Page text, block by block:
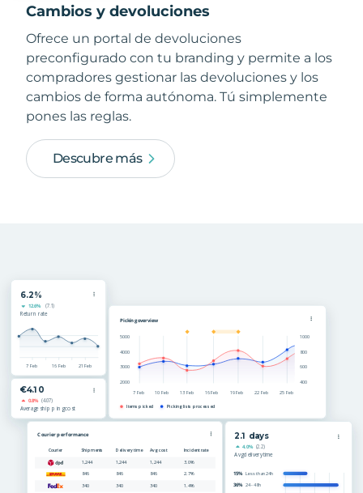
Cambios y devoluciones
Ofrece un portal de devoluciones
preconfigurado con tu branding y permite a los
compradores gestionar las devoluciones y los
cambios de forma autónoma. Tú simplemente
pones las reglas.
Descubre más